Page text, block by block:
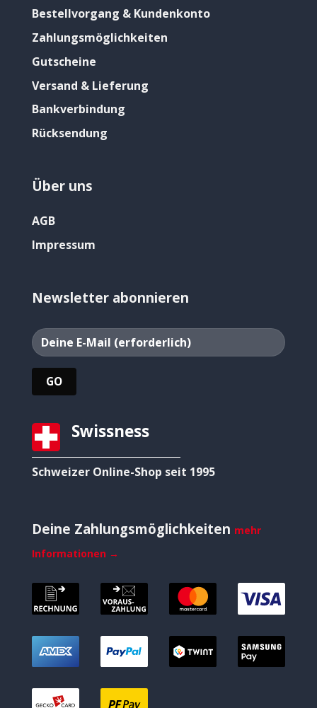
Bestellvorgang & Kundenkonto
Zahlungsmöglichkeiten
Gutscheine
Versand & Lieferung
Bankverbindung
Rücksendung
Über uns
AGB
Impressum
Newsletter abonnieren
Swissness
Schweizer Online-Shop seit 1995
Deine Zahlungsmöglichkeiten mehr
Informationen →